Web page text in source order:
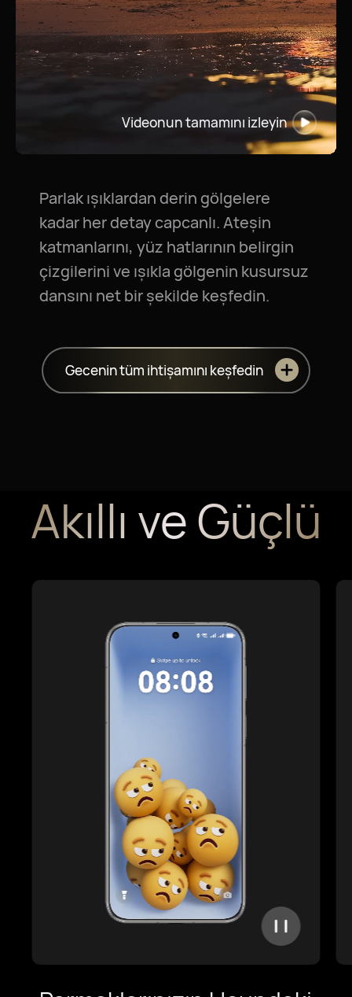
Videonun tamamını izleyin
Parlak ışıklardan derin gölgelere
kadar her detay capcanlı. Ateşin
katmanlarını, yüz hatlarının belirgin
çizgilerini ve ışıkla gölgenin kusursuz
dansını net bir şekilde keşfedin.
Gecenin tüm ihtişamını keşfedin
Akıllı ve Güçlü